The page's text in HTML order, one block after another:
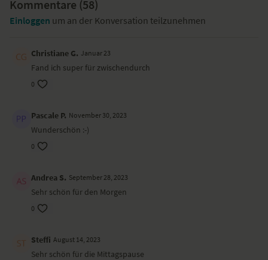
Kommentare (58)
Einloggen um an der Konversation teilzunehmen
Christiane G. Januar 23
Fand ich super für zwischendurch
0
Pascale P. November 30, 2023
Wunderschön :-)
0
Andrea S. September 28, 2023
Sehr schön für den Morgen
0
Steffi August 14, 2023
Sehr schön für die Mittagspause